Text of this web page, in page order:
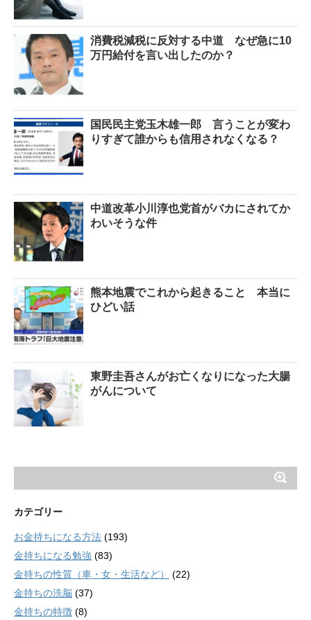
消費税減税に反対する中道 なぜ急に10
万円給付を言い出したのか？
国民民主党玉木雄一郎 言うことが変わ
りすぎて誰からも信用されなくなる？
中道改革小川淳也党首がバカにされてか
わいそうな件
熊本地震でこれから起きること 本当に
ひどい話
東野圭吾さんがお亡くなりになった大腸
がんについて
カテゴリー
お金持ちになる方法 (193)
金持ちになる勉強 (83)
金持ちの性質（車・女・生活など）
(22)
金持ちの洗脳 (37)
金持ちの特徴 (8)